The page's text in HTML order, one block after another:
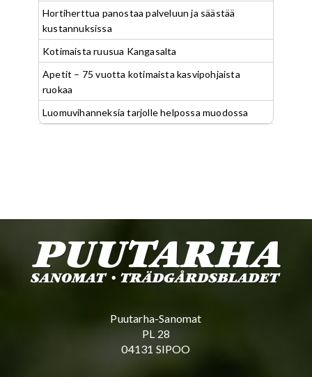
Hortiherttua panostaa palveluun ja säästää
kustannuksissa
Kotimaista ruusua Kangasalta
Apetit – 75 vuotta kotimaista kasvipohjaista
ruokaa
Luomuvihanneksia tarjolle helpossa muodossa
Puutarha-Sanomat
PL 28
04131 SIPOO